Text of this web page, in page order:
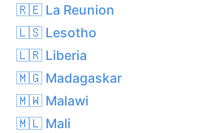
🇷🇪 La Reunion
🇱🇸 Lesotho
🇱🇷 Liberia
🇲🇬 Madagaskar
🇲🇼 Malawi
🇲🇱 Mali